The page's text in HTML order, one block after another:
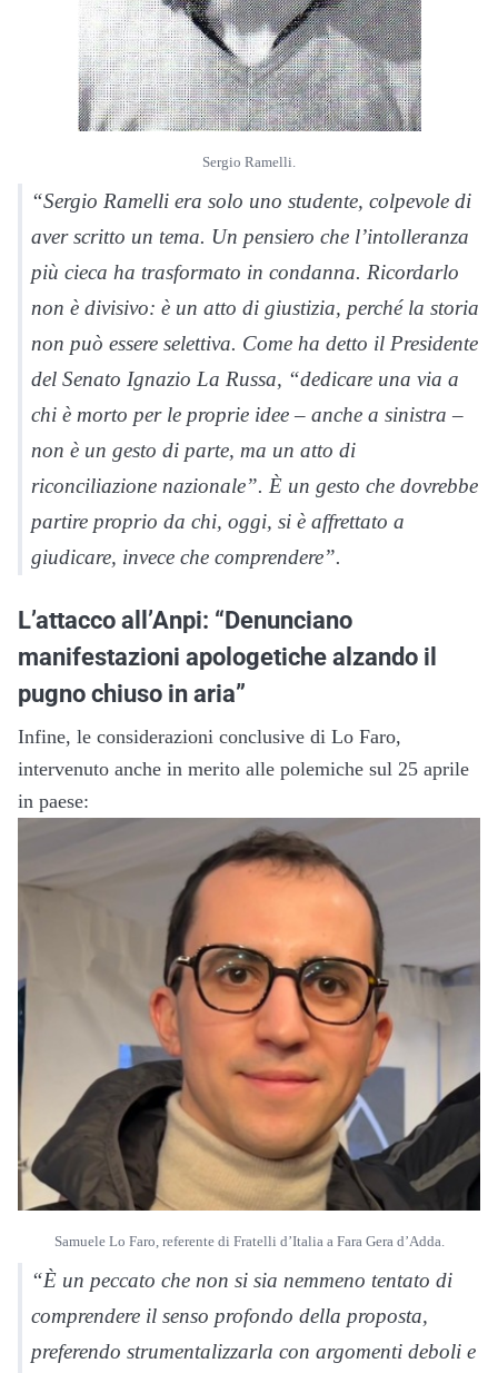
Sergio Ramelli.
“Sergio Ramelli era solo uno studente, colpevole di
aver scritto un tema. Un pensiero che l’intolleranza
più cieca ha trasformato in condanna. Ricordarlo
non è divisivo: è un atto di giustizia, perché la storia
non può essere selettiva. Come ha detto il Presidente
del Senato Ignazio La Russa, “dedicare una via a
chi è morto per le proprie idee – anche a sinistra –
non è un gesto di parte, ma un atto di
riconciliazione nazionale”. È un gesto che dovrebbe
partire proprio da chi, oggi, si è affrettato a
giudicare, invece che comprendere”.
L’attacco all’Anpi: “Denunciano
manifestazioni apologetiche alzando il
pugno chiuso in aria”
Infine, le considerazioni conclusive di Lo Faro,
intervenuto anche in merito alle polemiche sul 25 aprile
in paese:
Samuele Lo Faro, referente di Fratelli d’Italia a Fara Gera d’Adda.
“È un peccato che non si sia nemmeno tentato di
comprendere il senso profondo della proposta,
preferendo strumentalizzarla con argomenti deboli e